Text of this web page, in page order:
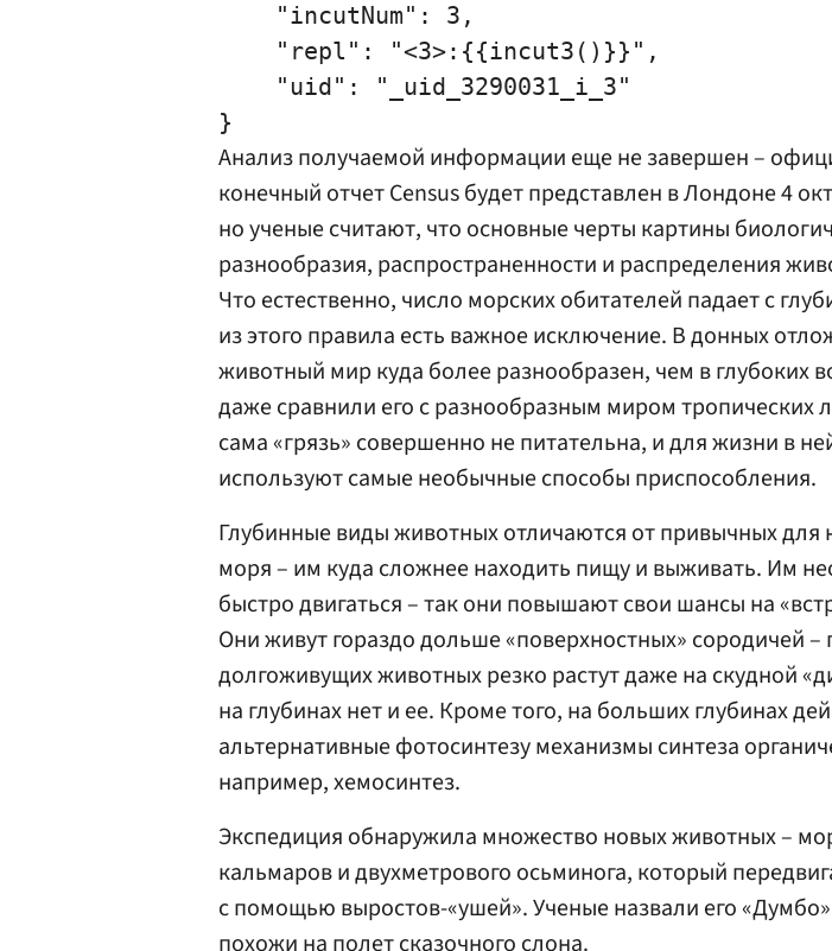
    "incutNum": 3,
    "repl": "<3>:{{incut3()}}",
    "uid": "_uid_3290031_i_3"
Анализ получаемой информации еще не завершен –
конечный отчет Census будет представлен в Лондоне 4
но ученые считают, что основные черты картины
разнообразия, распространенности и распределения
Что естественно, число морских обитателей падает с
из этого правила есть важное исключение. В донных
животный мир куда более разнообразен, чем в глубоких
даже сравнили его с разнообразным миром тропических
сама «грязь» совершенно не питательна, и для жизни в
используют самые необычные способы приспособления.
Глубинные виды животных отличаются от привычных для
моря – им куда сложнее находить пищу и выживать. Им
быстро двигаться – так они повышают свои шансы на
Они живут гораздо дольше «поверхностных» сородичей –
долгоживущих животных резко растут даже на скудной
на глубинах нет и ее. Кроме того, на больших глубинах
альтернативные фотосинтезу механизмы синтеза
например, хемосинтез.
Экспедиция обнаружила множество новых животных –
кальмаров и двухметрового осьминога, который
с помощью выростов-«ушей». Ученые назвали его
похожи на полет сказочного слона.